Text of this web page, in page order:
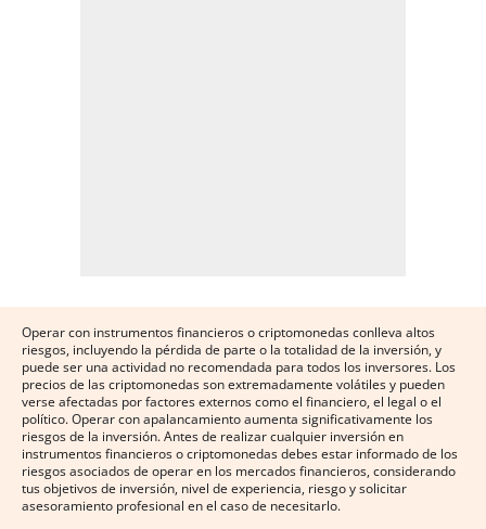
Operar con instrumentos financieros o criptomonedas conlleva altos
riesgos, incluyendo la pérdida de parte o la totalidad de la inversión, y
puede ser una actividad no recomendada para todos los inversores. Los
precios de las criptomonedas son extremadamente volátiles y pueden
verse afectadas por factores externos como el financiero, el legal o el
político. Operar con apalancamiento aumenta significativamente los
riesgos de la inversión. Antes de realizar cualquier inversión en
instrumentos financieros o criptomonedas debes estar informado de los
riesgos asociados de operar en los mercados financieros, considerando
tus objetivos de inversión, nivel de experiencia, riesgo y solicitar
asesoramiento profesional en el caso de necesitarlo.